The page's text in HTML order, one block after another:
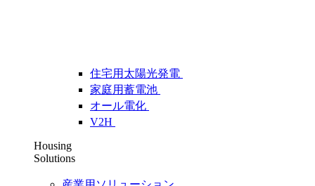
住宅用太陽光発電
家庭用蓄電池
オール電化
V2H
Housing
Solutions